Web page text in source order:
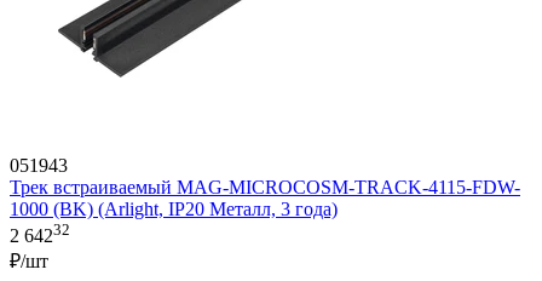
051943
Трек встраиваемый MAG-MICROCOSM-TRACK-4115-FDW-
1000 (BK) (Arlight, IP20 Металл, 3 года)
2 64232
₽/шт